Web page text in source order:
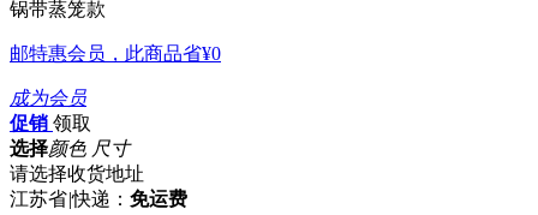
锅带蒸笼款
邮特惠会员，此商品省¥0
成为会员
促销 领取
选择颜色 尺寸
请选择收货地址
江苏省|快递： 免运费